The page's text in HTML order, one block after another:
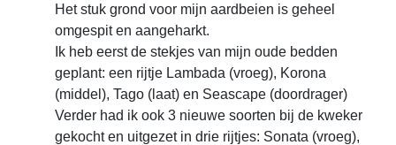
Het stuk grond voor mijn aardbeien is geheel
omgespit en aangeharkt.
Ik heb eerst de stekjes van mijn oude bedden
geplant: een rijtje Lambada (vroeg), Korona
(middel), Tago (laat) en Seascape (doordrager)
Verder had ik ook 3 nieuwe soorten bij de kweker
gekocht en uitgezet in drie rijtjes: Sonata (vroeg),